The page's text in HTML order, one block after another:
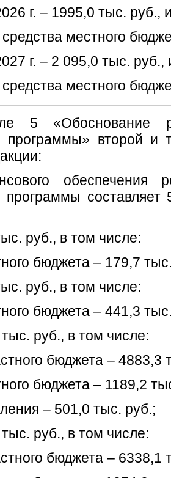
г. – 1995,0 тыс. руб.,
средства местного
г. – 2 095,0 тыс. руб.,
средства местного
5 «Обоснование
программы» второй и
обеспечения
программы
руб., в том числе:
бюджета – 179,7
руб., в том числе:
бюджета – 441,3
руб., в том числе:
бюджета – 4883,3
бюджета – 1189,2
– 501,0 тыс. руб.;
руб., в том числе:
бюджета – 6338,1